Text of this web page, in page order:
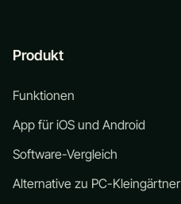
Produkt
Funktionen
App für iOS und Android
Software-Vergleich
Alternative zu PC-Kleingärtner